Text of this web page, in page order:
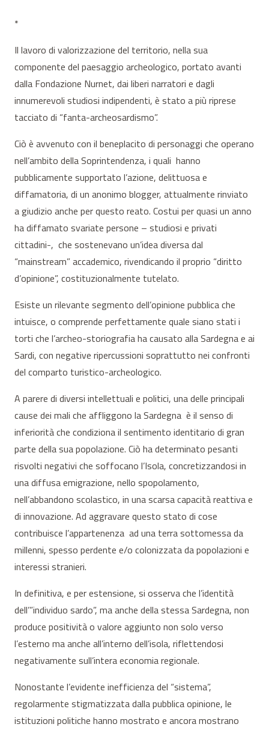
*
Il lavoro di valorizzazione del territorio, nella sua
componente del paesaggio archeologico, portato avanti
dalla Fondazione Nurnet, dai liberi narratori e dagli
innumerevoli studiosi indipendenti, è stato a più riprese
tacciato di “fanta-archeosardismo”.
Ciò è avvenuto con il beneplacito di personaggi che operano
nell’ambito della Soprintendenza, i quali hanno
pubblicamente supportato l’azione, delittuosa e
diffamatoria, di un anonimo blogger, attualmente rinviato
a giudizio anche per questo reato. Costui per quasi un anno
ha diffamato svariate persone – studiosi e privati
cittadini-, che sostenevano un’idea diversa dal
“mainstream” accademico, rivendicando il proprio “diritto
d’opinione”, costituzionalmente tutelato.
Esiste un rilevante segmento dell’opinione pubblica che
intuisce, o comprende perfettamente quale siano stati i
torti che l’archeo-storiografia ha causato alla Sardegna e ai
Sardi, con negative ripercussioni soprattutto nei confronti
del comparto turistico-archeologico.
A parere di diversi intellettuali e politici, una delle principali
cause dei mali che affliggono la Sardegna è il senso di
inferiorità che condiziona il sentimento identitario di gran
parte della sua popolazione. Ciò ha determinato pesanti
risvolti negativi che soffocano l’Isola, concretizzandosi in
una diffusa emigrazione, nello spopolamento,
nell’abbandono scolastico, in una scarsa capacità reattiva e
di innovazione. Ad aggravare questo stato di cose
contribuisce l’appartenenza ad una terra sottomessa da
millenni, spesso perdente e/o colonizzata da popolazioni e
interessi stranieri.
In definitiva, e per estensione, si osserva che l’identità
dell’”individuo sardo”, ma anche della stessa Sardegna, non
produce positività o valore aggiunto non solo verso
l’esterno ma anche all’interno dell’isola, riflettendosi
negativamente sull’intera economia regionale.
Nonostante l’evidente inefficienza del “sistema”,
regolarmente stigmatizzata dalla pubblica opinione, le
istituzioni politiche hanno mostrato e ancora mostrano